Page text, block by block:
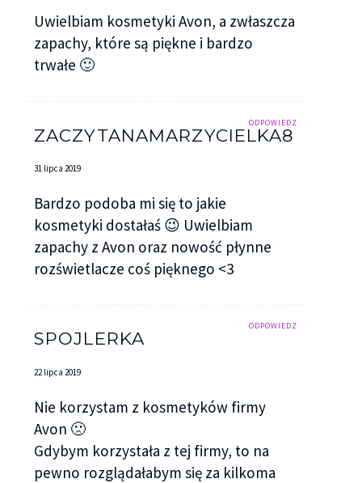
Uwielbiam kosmetyki Avon, a zwłaszcza
zapachy, które są piękne i bardzo
trwałe 🙂
ODPOWIEDZ
ZACZYTANAMARZYCIELKA8
31 lipca 2019
Bardzo podoba mi się to jakie
kosmetyki dostałaś 😉 Uwielbiam
zapachy z Avon oraz nowość płynne
rozświetlacze coś pięknego <3
ODPOWIEDZ
SPOJLERKA
22 lipca 2019
Nie korzystam z kosmetyków firmy
Avon 🙁
Gdybym korzystała z tej firmy, to na
pewno rozglądałabym się za kilkoma